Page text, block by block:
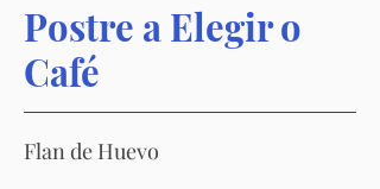
Postre a Elegir o
Café
Flan de Huevo